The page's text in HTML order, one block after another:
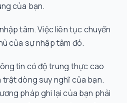
của bạn.
tâm. Việc liên tục chuyển
của sự nhập tâm đó.
tin có độ trung thực cao
trật dòng suy nghĩ của bạn.
pháp ghi lại của bạn phải